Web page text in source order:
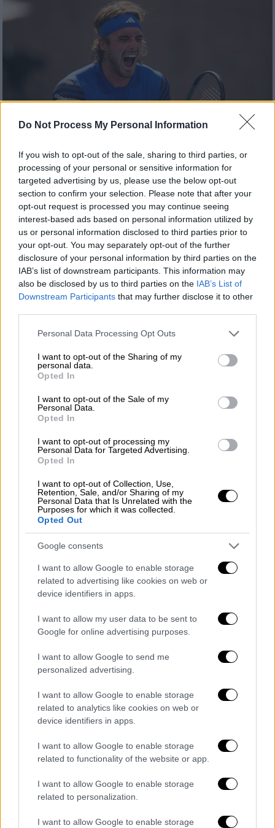
Do Not Process My Personal Information
If you wish to opt-out of the sale, sharing to third parties, or
processing of your personal or sensitive information for
targeted advertising by us, please use the below opt-out
section to confirm your selection. Please note that after your
opt-out request is processed you may continue seeing
interest-based ads based on personal information utilized by
us or personal information disclosed to third parties prior to
your opt-out. You may separately opt-out of the further
disclosure of your personal information by third parties on the
IAB’s list of downstream participants. This information may
also be disclosed by us to third parties on the IAB’s List of
Downstream Participants that may further disclose it to other
Please note that this website/app uses one or more Google
not limited to your visit or usage behaviour. You may click to
grant or deny consent to Google and its third-party tags to
use your data for below specified purposes in below Google
consent section.
Personal Data Processing Opt Outs
I want to opt-out of the Sharing of my
personal data.
Opted In
I want to opt-out of the Sale of my
Personal Data.
Opted In
I want to opt-out of processing my
Personal Data for Targeted Advertising.
Opted In
I want to opt-out of Collection, Use,
Retention, Sale, and/or Sharing of my
Personal Data that Is Unrelated with the
Purposes for which it was collected.
Opted Out
Google consents
I want to allow Google to enable storage
related to advertising like cookies on web or
device identifiers in apps.
I want to allow my user data to be sent to
Google for online advertising purposes.
I want to allow Google to send me
personalized advertising.
I want to allow Google to enable storage
related to analytics like cookies on web or
device identifiers in apps.
I want to allow Google to enable storage
related to functionality of the website or app.
I want to allow Google to enable storage
related to personalization.
I want to allow Google to enable storage
Αθλητισμός|20.10.2023 21:53
Ανεβασμένος ο Στέφανος Τσιτσιπάς
πήρε την πρόκριση στα ημιτελικά - Με
Μπαντόσα και του γονείς του στο
πλευρό του ο Έλληνας άσος
Ο Στέφανος Τσιτσιπάς έπειτα από δύο
μήνες πανηγύρισε δύο σερί νίκες
Αθλητισμός|19.10.2023 22:39
Καλό ξεκίνημα και νίκη για τον Στέφανο
Τσιτσιπά στην Αμβέρσα
Ο Στέφανος Τσιτσιπάς άρχισε με νίκη την
πορεία του στο European Open
Αθλητισμός| 07.10.2023 22:38